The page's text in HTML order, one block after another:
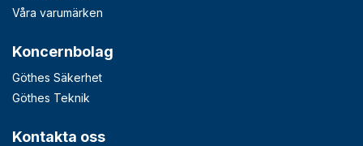
Våra varumärken
Koncernbolag
Göthes Säkerhet
Göthes Teknik
Kontakta oss